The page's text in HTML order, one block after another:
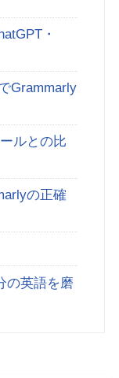
・
Grammarly
ルとの比
の正確
の英語を磨